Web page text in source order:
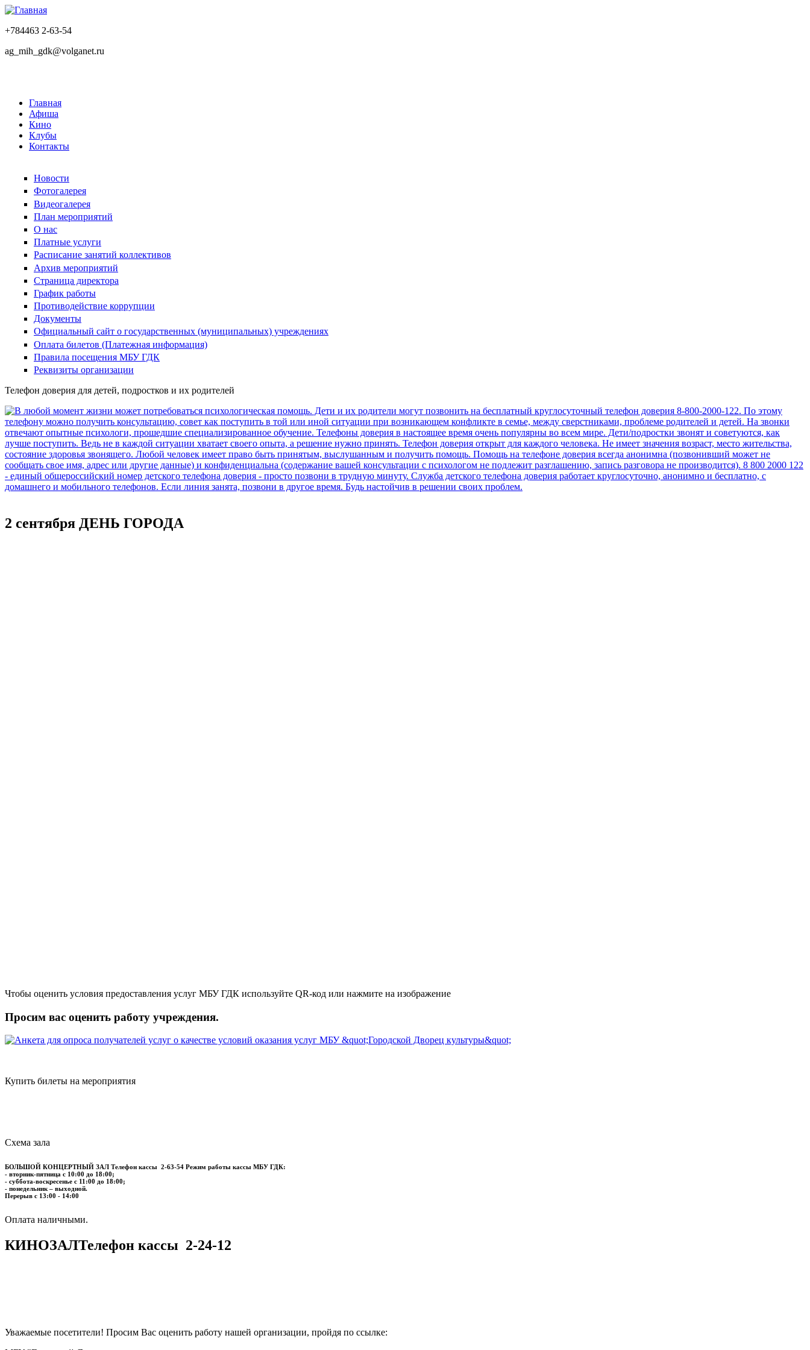
+784463 2-63-54
ag_mih_gdk@volganet.ru
Главная
Афиша
Кино
Клубы
Контакты
Новости
Фотогалерея
Видеогалерея
План мероприятий
О нас
Платные услуги
Расписание занятий коллективов
Архив мероприятий
Страница директора
График работы
Противодействие коррупции
Документы
Официальный сайт о государственных (муниципальных) учреждениях
Оплата билетов (Платежная информация)
Правила посещения МБУ ГДК
Реквизиты организации
Телефон доверия для детей, подростков и их родителей
2 сентября ДЕНЬ ГОРОДА
Чтобы оценить условия предоставления услуг МБУ ГДК используйте QR-код или нажмите на изображение
Просим вас оценить работу учреждения.
Купить билеты на мероприятия
Схема зала
БОЛЬШОЙ КОНЦЕРТНЫЙ ЗАЛ Телефон кассы 2-63-54 Режим работы кассы МБУ ГДК:
- вторник-пятница с 10:00 до 18:00;
- суббота-воскресенье с 11:00 до 18:00;
- понедельник – выходной.
Перерыв с 13:00 - 14:00
​​​​​​​Оплата наличными.
КИНОЗАЛТелефон кассы 2-24-12
Уважаемые посетители! Просим Вас оценить работу нашей организации, пройдя по ссылке: